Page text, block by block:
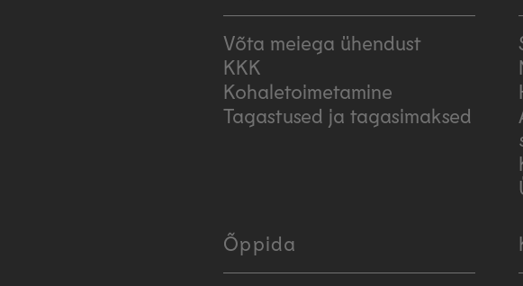
Võta meiega ühendust
KKK
Kohaletoimetamine
Tagastused ja tagasimaksed
Õppida